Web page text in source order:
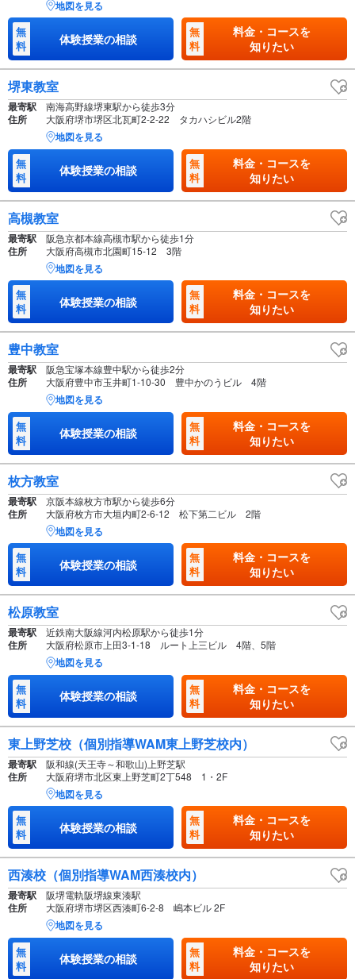
地図を見る
無
料
体験授業の相談
無
料
料金・コースを
知りたい
堺東教室
最寄駅 南海高野線堺東駅から徒歩3分
住所 大阪府堺市堺区北瓦町2-2-22 タカハシビル2階
地図を見る
無
料
体験授業の相談
無
料
料金・コースを
知りたい
高槻教室
最寄駅 阪急京都本線高槻市駅から徒歩1分
住所 大阪府高槻市北園町15-12 3階
地図を見る
無
料
体験授業の相談
無
料
料金・コースを
知りたい
豊中教室
最寄駅 阪急宝塚本線豊中駅から徒歩2分
住所 大阪府豊中市玉井町1-10-30 豊中かのうビル 4階
地図を見る
無
料
体験授業の相談
無
料
料金・コースを
知りたい
枚方教室
最寄駅 京阪本線枚方市駅から徒歩6分
住所 大阪府枚方市大垣内町2-6-12 松下第二ビル 2階
地図を見る
無
料
体験授業の相談
無
料
料金・コースを
知りたい
松原教室
最寄駅 近鉄南大阪線河内松原駅から徒歩1分
住所 大阪府松原市上田3-1-18 ルート上三ビル 4階、5階
地図を見る
無
料
体験授業の相談
無
料
料金・コースを
知りたい
東上野芝校（個別指導WAM東上野芝校内）
最寄駅 阪和線(天王寺～和歌山)上野芝駅
住所 大阪府堺市北区東上野芝町2丁548 1・2F
地図を見る
無
料
体験授業の相談
無
料
料金・コースを
知りたい
西湊校（個別指導WAM西湊校内）
最寄駅 阪堺電軌阪堺線東湊駅
住所 大阪府堺市堺区西湊町6-2-8 嶋本ビル 2F
地図を見る
無
料
体験授業の相談
無
料
料金・コースを
知りたい